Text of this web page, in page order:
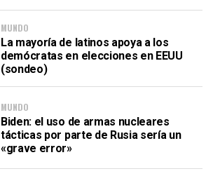
MUNDO
La mayoría de latinos apoya a los
demócratas en elecciones en EEUU
(sondeo)
MUNDO
Biden: el uso de armas nucleares
tácticas por parte de Rusia sería un
«grave error»